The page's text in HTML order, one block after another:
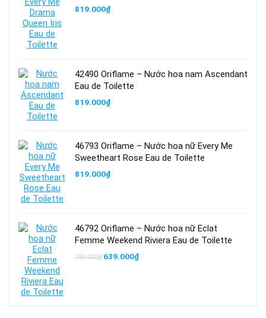
819.000₫
42490 Oriflame – Nước hoa nam Ascendant
Eau de Toilette
819.000₫
46793 Oriflame – Nước hoa nữ Every Me
Sweetheart Rose Eau de Toilette
819.000₫
46792 Oriflame – Nước hoa nữ Eclat
Femme Weekend Riviera Eau de Toilette
799.000₫ Giá
639.000₫Giá